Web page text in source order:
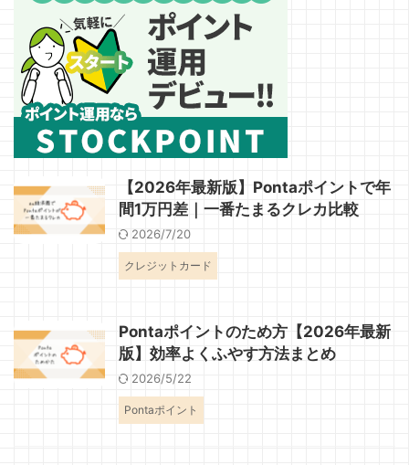
【2026年最新版】Pontaポイントで年
間1万円差｜一番たまるクレカ比較
2026/7/20
クレジットカード
Pontaポイントのため方【2026年最新
版】効率よくふやす方法まとめ
2026/5/22
Pontaポイント